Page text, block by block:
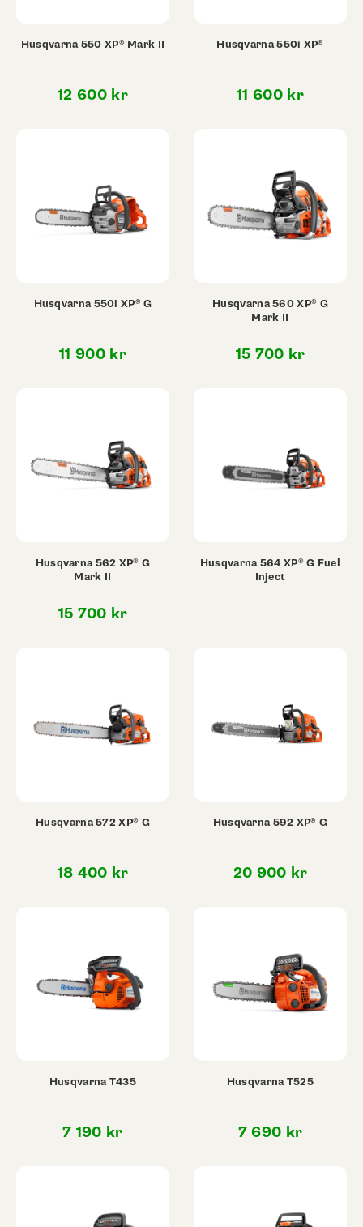
Husqvarna 550 XP® Mark II
12 600 kr
Husqvarna 550i XP®
11 600 kr
Husqvarna 550i XP® G
11 900 kr
Husqvarna 560 XP® G
Mark II
15 700 kr
Husqvarna 562 XP® G
Mark II
15 700 kr
Husqvarna 564 XP® G Fuel
Inject
Husqvarna 572 XP® G
18 400 kr
Husqvarna 592 XP® G
20 900 kr
Husqvarna T435
7 190 kr
Husqvarna T525
7 690 kr